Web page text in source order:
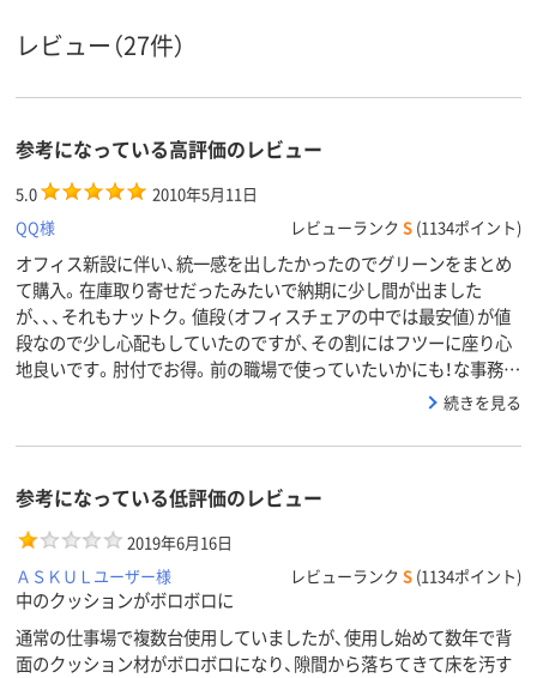
レビュー（27件）
参考になっている高評価のレビュー
5.0
2010年5月11日
QQ様
レビューランク S (1134ポイント)
オフィス新設に伴い、統一感を出したかったのでグリーンをまとめ
て購入。在庫取り寄せだったみたいで納期に少し間が出ました
が、、、それもナットク。値段（オフィスチェアの中では最安値）が値
段なので少し心配もしていたのですが、その割にはフツーに座り心
地良いです。肘付でお得。前の職場で使っていたいかにも！な事務…
続きを見る
参考になっている低評価のレビュー
2019年6月16日
ＡＳＫＵＬユーザー様
レビューランク S (1134ポイント)
中のクッションがボロボロに
通常の仕事場で複数台使用していましたが、使用し始めて数年で背
面のクッション材がボロボロになり、隙間から落ちてきて床を汚す